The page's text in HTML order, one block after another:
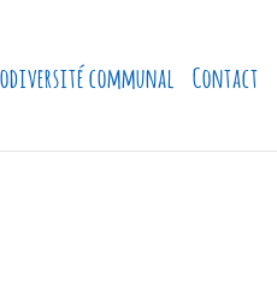
communal Contact